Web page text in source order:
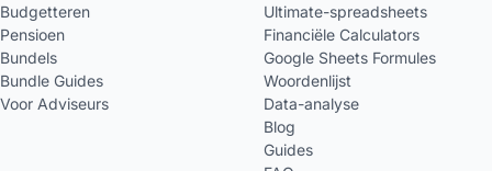
Budgetteren
Pensioen
Bundels
Bundle Guides
Voor Adviseurs
Ultimate-spreadsheets
Financiële Calculators
Google Sheets Formules
Woordenlijst
Data-analyse
Blog
Guides